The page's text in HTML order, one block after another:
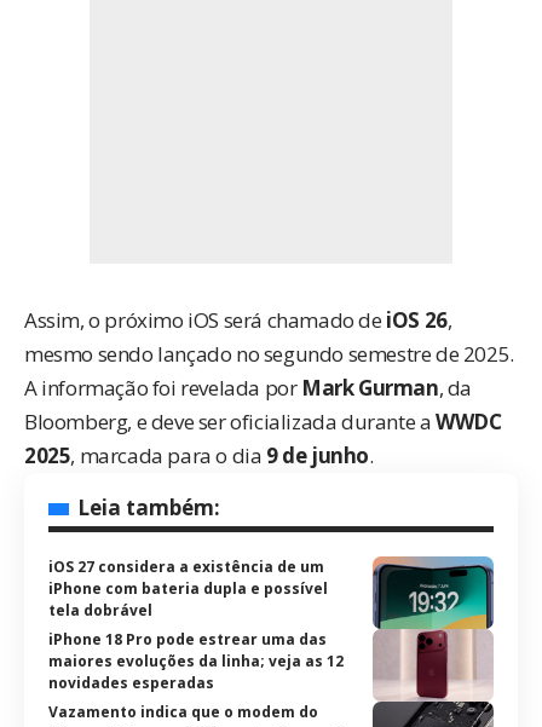
Assim, o próximo iOS será chamado de iOS 26,
mesmo sendo lançado no segundo semestre de 2025.
A informação foi revelada por Mark Gurman, da
Bloomberg, e deve ser oficializada durante aWWDC
2025, marcada para o dia 9 de junho.
Leia também:
iOS 27 considera a existência de um
iPhone com bateria dupla e possível
tela dobrável
iPhone 18 Pro pode estrear uma das
maiores evoluções da linha; veja as 12
novidades esperadas
Vazamento indica que o modem do